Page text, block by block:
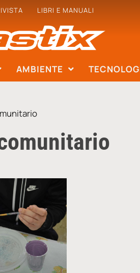
LIBRI E MANUALI
AMBIENTE